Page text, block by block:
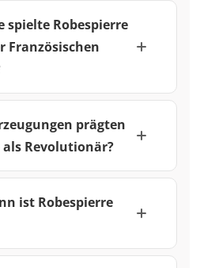
spielte Robespierre
Französischen
prägten
als Revolutionär?
ist Robespierre